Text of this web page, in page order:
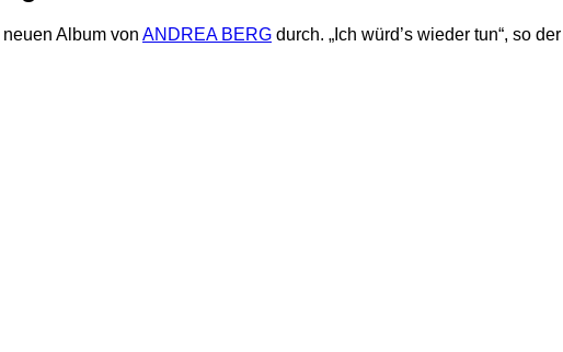
Album von ANDREA BERG durch. „Ich würd’s wieder tun“, so